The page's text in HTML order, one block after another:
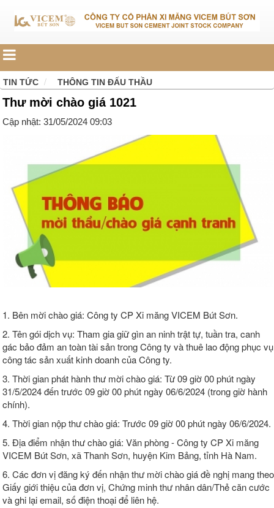
TIN TỨC THÔNG TIN ĐẤU THẦU
Thư mời chào giá 1021
Cập nhật: 31/05/2024 09:03
1. Bên mời chào giá: Công ty CP Xi măng VICEM Bút Sơn.
2. Tên gói dịch vụ: Tham gia giữ gìn an ninh trật tự, tuần tra, canh
gác bảo đảm an toàn tài sản trong Công ty và thuê lao động phục vụ
công tác sản xuất kinh doanh của Công ty.
3. Thời gian phát hành thư mời chào giá: Từ 09 giờ 00 phút ngày
31/5/2024 đến trước 09 giờ 00 phút ngày 06/6/2024 (trong giờ hành
chính).
4. Thời gian nộp thư chào giá: Trước 09 giờ 00 phút ngày 06/6/2024.
5. Địa điểm nhận thư chào giá: Văn phòng - Công ty CP Xi măng
VICEM Bút Sơn, xã Thanh Sơn, huyện Kim Bảng, tỉnh Hà Nam.
6. Các đơn vị đăng ký đến nhận thư mời chào giá đề nghị mang theo
Giấy giới thiệu của đơn vị, Chứng minh thư nhân dân/Thẻ căn cước
và ghi lại email, số điện thoại để liên hệ.